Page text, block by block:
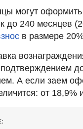
могут
до 240 месяцев
в размере
А если заем
от 18,9%